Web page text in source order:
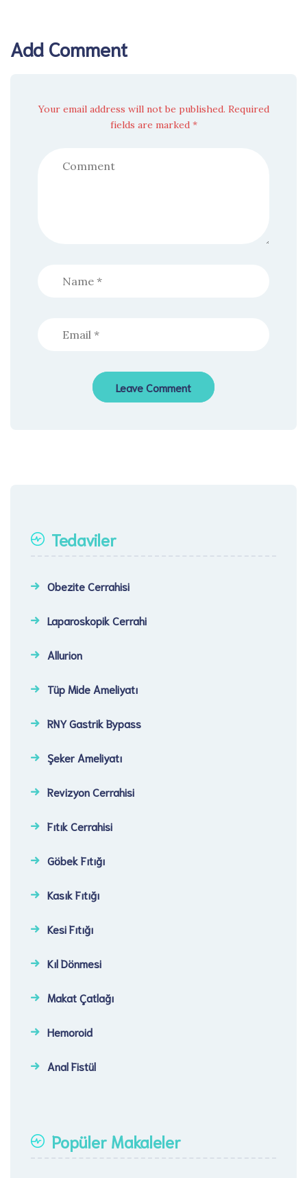
Add Comment
Your email address will not be published. Required
fields are marked *
Tedaviler
Obezite Cerrahisi
Laparoskopik Cerrahi​
Allurion
Tüp Mide Ameliyatı
RNY Gastrik Bypass
Şeker Ameliyatı​
Revizyon Cerrahisi​
Fıtık Cerrahisi​
Göbek Fıtığı​
Kasık Fıtığı​
Kesi Fıtığı​
Kıl Dönmesi
Makat Çatlağı
Hemoroid
Anal Fistül
Popüler Makaleler